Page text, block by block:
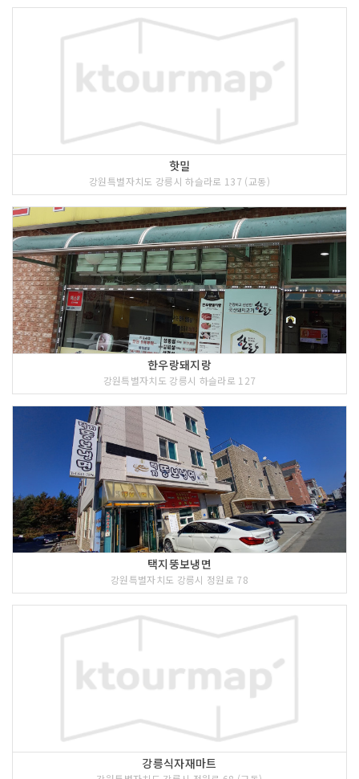
핫밀
강원특별자치도 강릉시 하슬라로 137 (교동)
한우랑돼지랑
강원특별자치도 강릉시 하슬라로 127
택지뚱보냉면
강원특별자치도 강릉시 정원로 78
강릉식자재마트